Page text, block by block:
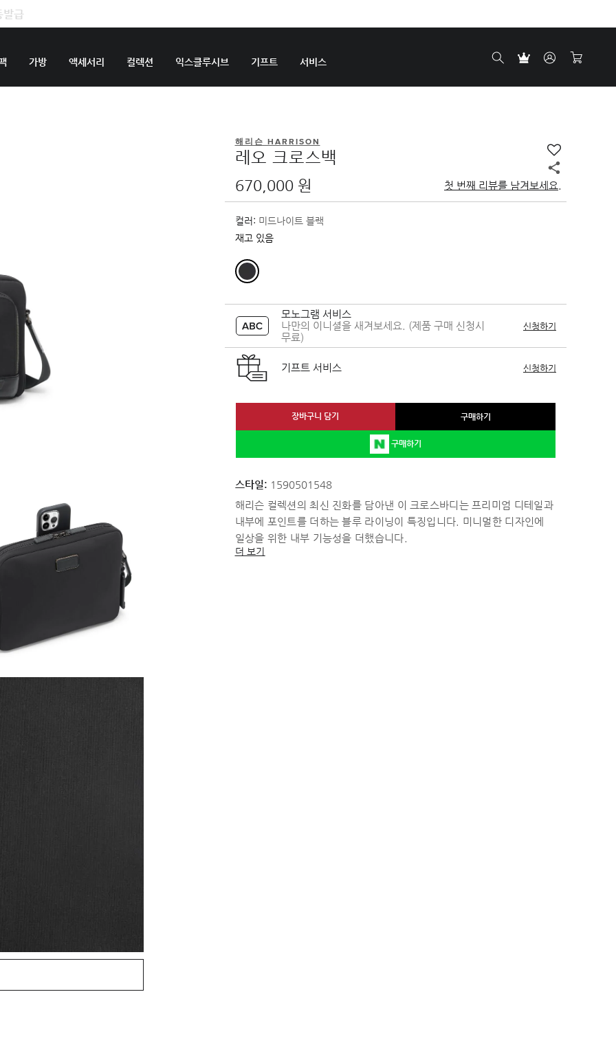
가방 액세서리 컬렉션 익스클루시브 기프트 서비스
해리슨 HARRISON
레오 크로스백
670,000 원 첫 번째 리뷰를 남겨보세요.
컬러: 미드나이트 블랙
재고 있음
모노그램 서비스
나만의 이니셜을 새겨보세요. (제품 구매 신청시
무료)
신청하기
기프트 서비스 신청하기
장바구니 담기 구매하기
구매하기
스타일: 1590501548
해리슨 컬렉션의 최신 진화를 담아낸 이 크로스바디는 프리미엄 디테일과
내부에 포인트를 더하는 블루 라이닝이 특징입니다. 미니멀한 디자인에
일상을 위한 내부 기능성을 더했습니다.
더 보기